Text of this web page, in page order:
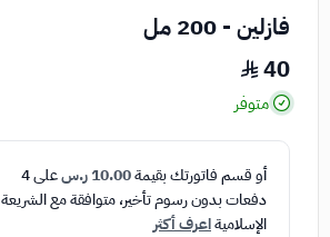
فازلين - 200 مل
40
متوفر
أو قسم فاتورتك بقيمة10.00 ر.س على4
دفعات بدون رسوم تأخير، متوافقة مع الشريعة
الإسلاميةاعرف أكثر